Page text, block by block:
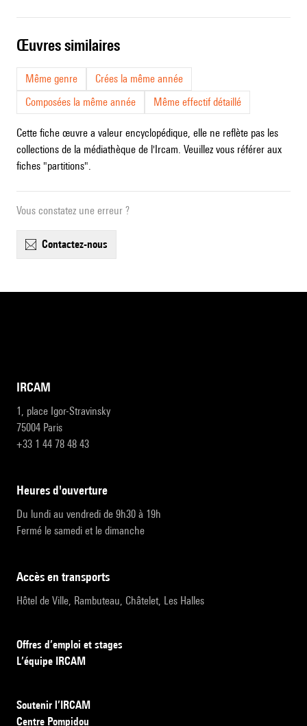
œuvres similaires
Même genre
Crées la même année
Composées la même année
Même effectif détaillé
Cette fiche œuvre a valeur encyclopédique, elle ne reflète pas les
collections de la médiathèque de l'Ircam. Veuillez vous référer aux
fiches "partitions".
Vous constatez une erreur ?
contactez-nous
IRCAM
1, place Igor-Stravinsky
75004 Paris
+33 1 44 78 48 43
heures d'ouverture
Du lundi au vendredi de 9h30 à 19h
Fermé le samedi et le dimanche
accès en transports
Hôtel de Ville, Rambuteau, Châtelet, Les Halles
Offres d’emploi et stages
L’équipe IRCAM
Soutenir l’IRCAM
Centre Pompidou